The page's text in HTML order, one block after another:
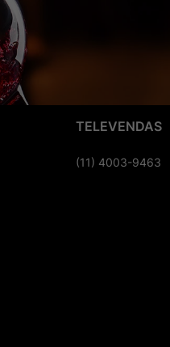
TELEVENDAS
(11) 4003-9463